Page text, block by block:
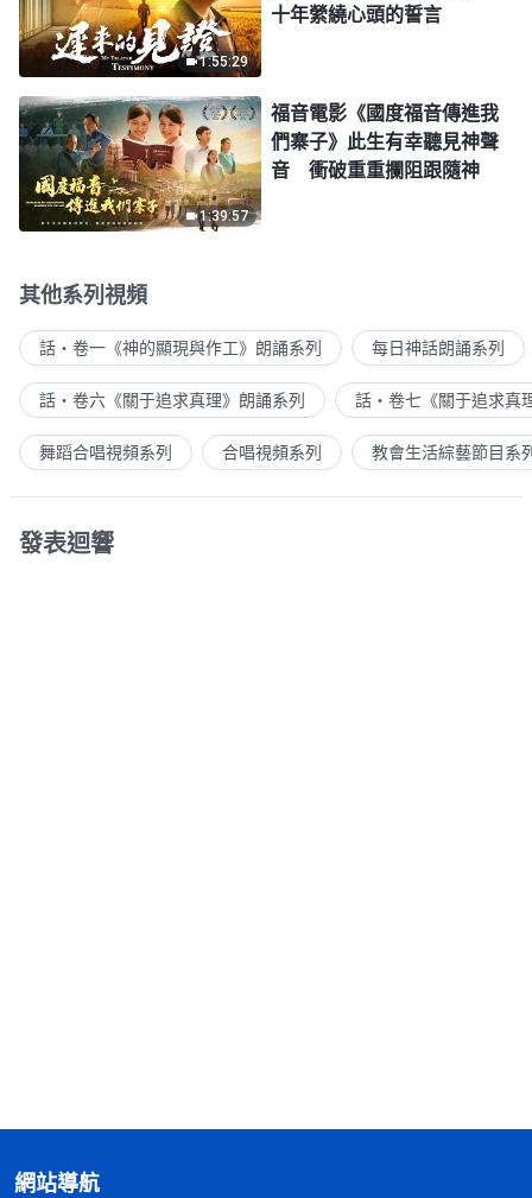
1:55:29
十年縈繞心頭的誓言
1:39:57
福音電影《國度福音傳進我
們寨子》此生有幸聽見神聲
音 衝破重重攔阻跟隨神
其他系列視頻
話・卷一《神的顯現與作工》朗誦系列 每日神話朗誦系列
話・卷六《關于追求真理》朗誦系列 話・卷七《關于追求真
舞蹈合唱視頻系列 合唱視頻系列 教會生活綜藝節目系
發表迴響
網站導航